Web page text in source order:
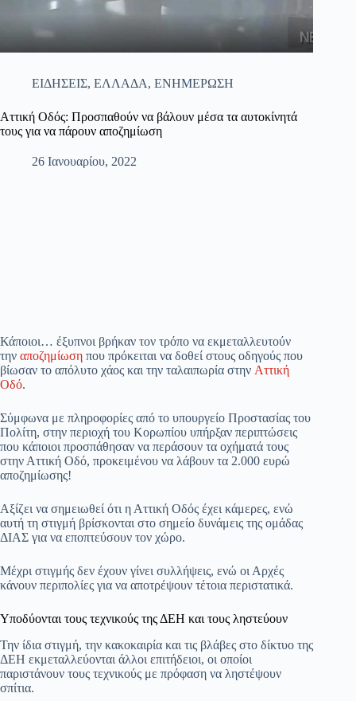
ΕΙΔΗΣΕΙΣ, ΕΛΛΑΔΑ, ΕΝΗΜΕΡΩΣΗ
Αττική Οδός: Προσπαθούν να βάλουν μέσα τα αυτοκίνητά
τους για να πάρουν αποζημίωση
26 Ιανουαρίου, 2022
Κάποιοι… έξυπνοι βρήκαν τον τρόπο να εκμεταλλευτούν
την αποζημίωση που πρόκειται να δοθεί στους οδηγούς που
βίωσαν το απόλυτο χάος και την ταλαιπωρία στην Αττική
Οδό.
Σύμφωνα με πληροφορίες από το υπουργείο Προστασίας του
Πολίτη, στην περιοχή του Κορωπίου υπήρξαν περιπτώσεις
που κάποιοι προσπάθησαν να περάσουν τα οχήματά τους
στην Αττική Οδό, προκειμένου να λάβουν τα 2.000 ευρώ
αποζημίωσης!
Αξίζει να σημειωθεί ότι η Αττική Οδός έχει κάμερες, ενώ
αυτή τη στιγμή βρίσκονται στο σημείο δυνάμεις της ομάδας
ΔΙΑΣ για να εποπτεύσουν τον χώρο.
Μέχρι στιγμής δεν έχουν γίνει συλλήψεις, ενώ οι Αρχές
κάνουν περιπολίες για να αποτρέψουν τέτοια περιστατικά.
Υποδύονται τους τεχνικούς της ΔΕΗ και τους ληστεύουν
Την ίδια στιγμή, την κακοκαιρία και τις βλάβες στο δίκτυο της
ΔΕΗ εκμεταλλεύονται άλλοι επιτήδειοι, οι οποίοι
παριστάνουν τους τεχνικούς με πρόφαση να ληστέψουν
σπίτια.